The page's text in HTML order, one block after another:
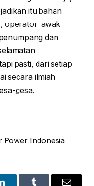
itu bahan
operator, awak
dan
pasti, dari setiap
secara ilmiah,
gesa.
Power Indonesia